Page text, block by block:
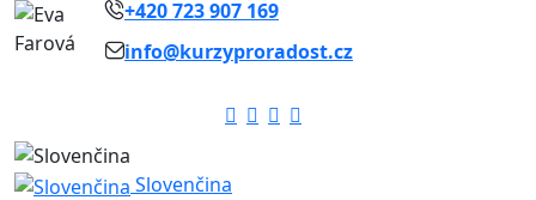
+420 723 907 169
info@kurzyproradost.cz
Slovenčina